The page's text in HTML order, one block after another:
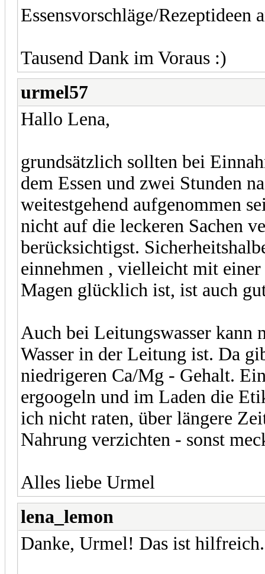
Essensvorschläge/Rezeptideen
Tausend Dank im Voraus :)
urmel57
Hallo Lena,
grundsätzlich sollten bei
dem Essen und zwei Stunden
weitestgehend aufgenommen
nicht auf die leckeren Sachen
berücksichtigst.
einnehmen , vielleicht mit
Magen glücklich ist, ist auch
Auch bei Leitungswasser kann
Wasser in der Leitung ist. Da
niedrigeren Ca/Mg - Gehalt.
ergoogeln und im Laden die
ich nicht raten, über längere
Nahrung verzichten - sonst
Alles liebe Urmel
lena_lemon
Danke, Urmel! Das ist hilfreich.